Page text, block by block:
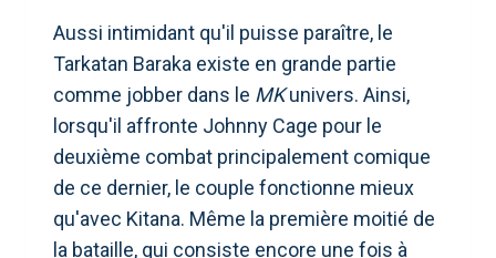
Aussi intimidant qu'il puisse paraître, le
Tarkatan Baraka existe en grande partie
comme jobber dans le MKunivers. Ainsi,
lorsqu'il affronte Johnny Cage pour le
deuxième combat principalement comique
de ce dernier, le couple fonctionne mieux
qu'avec Kitana. Même la première moitié de
la bataille, qui consiste encore une fois à